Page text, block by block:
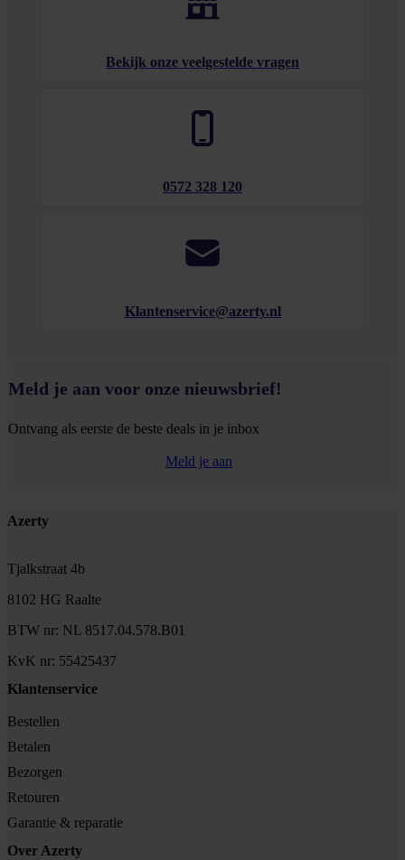
Bekijk onze veelgestelde vragen
0572 328 120
Klantenservice@azerty.nl
Meld je aan voor onze nieuwsbrief!
Ontvang als eerste de beste deals in je inbox
Meld je aan
Footer
Azerty
Tjalkstraat 4b
8102 HG Raalte
BTW nr: NL 8517.04.578.B01
KvK nr: 55425437
Klantenservice
Bestellen
Betalen
Bezorgen
Retouren
Garantie & reparatie
Over Azerty